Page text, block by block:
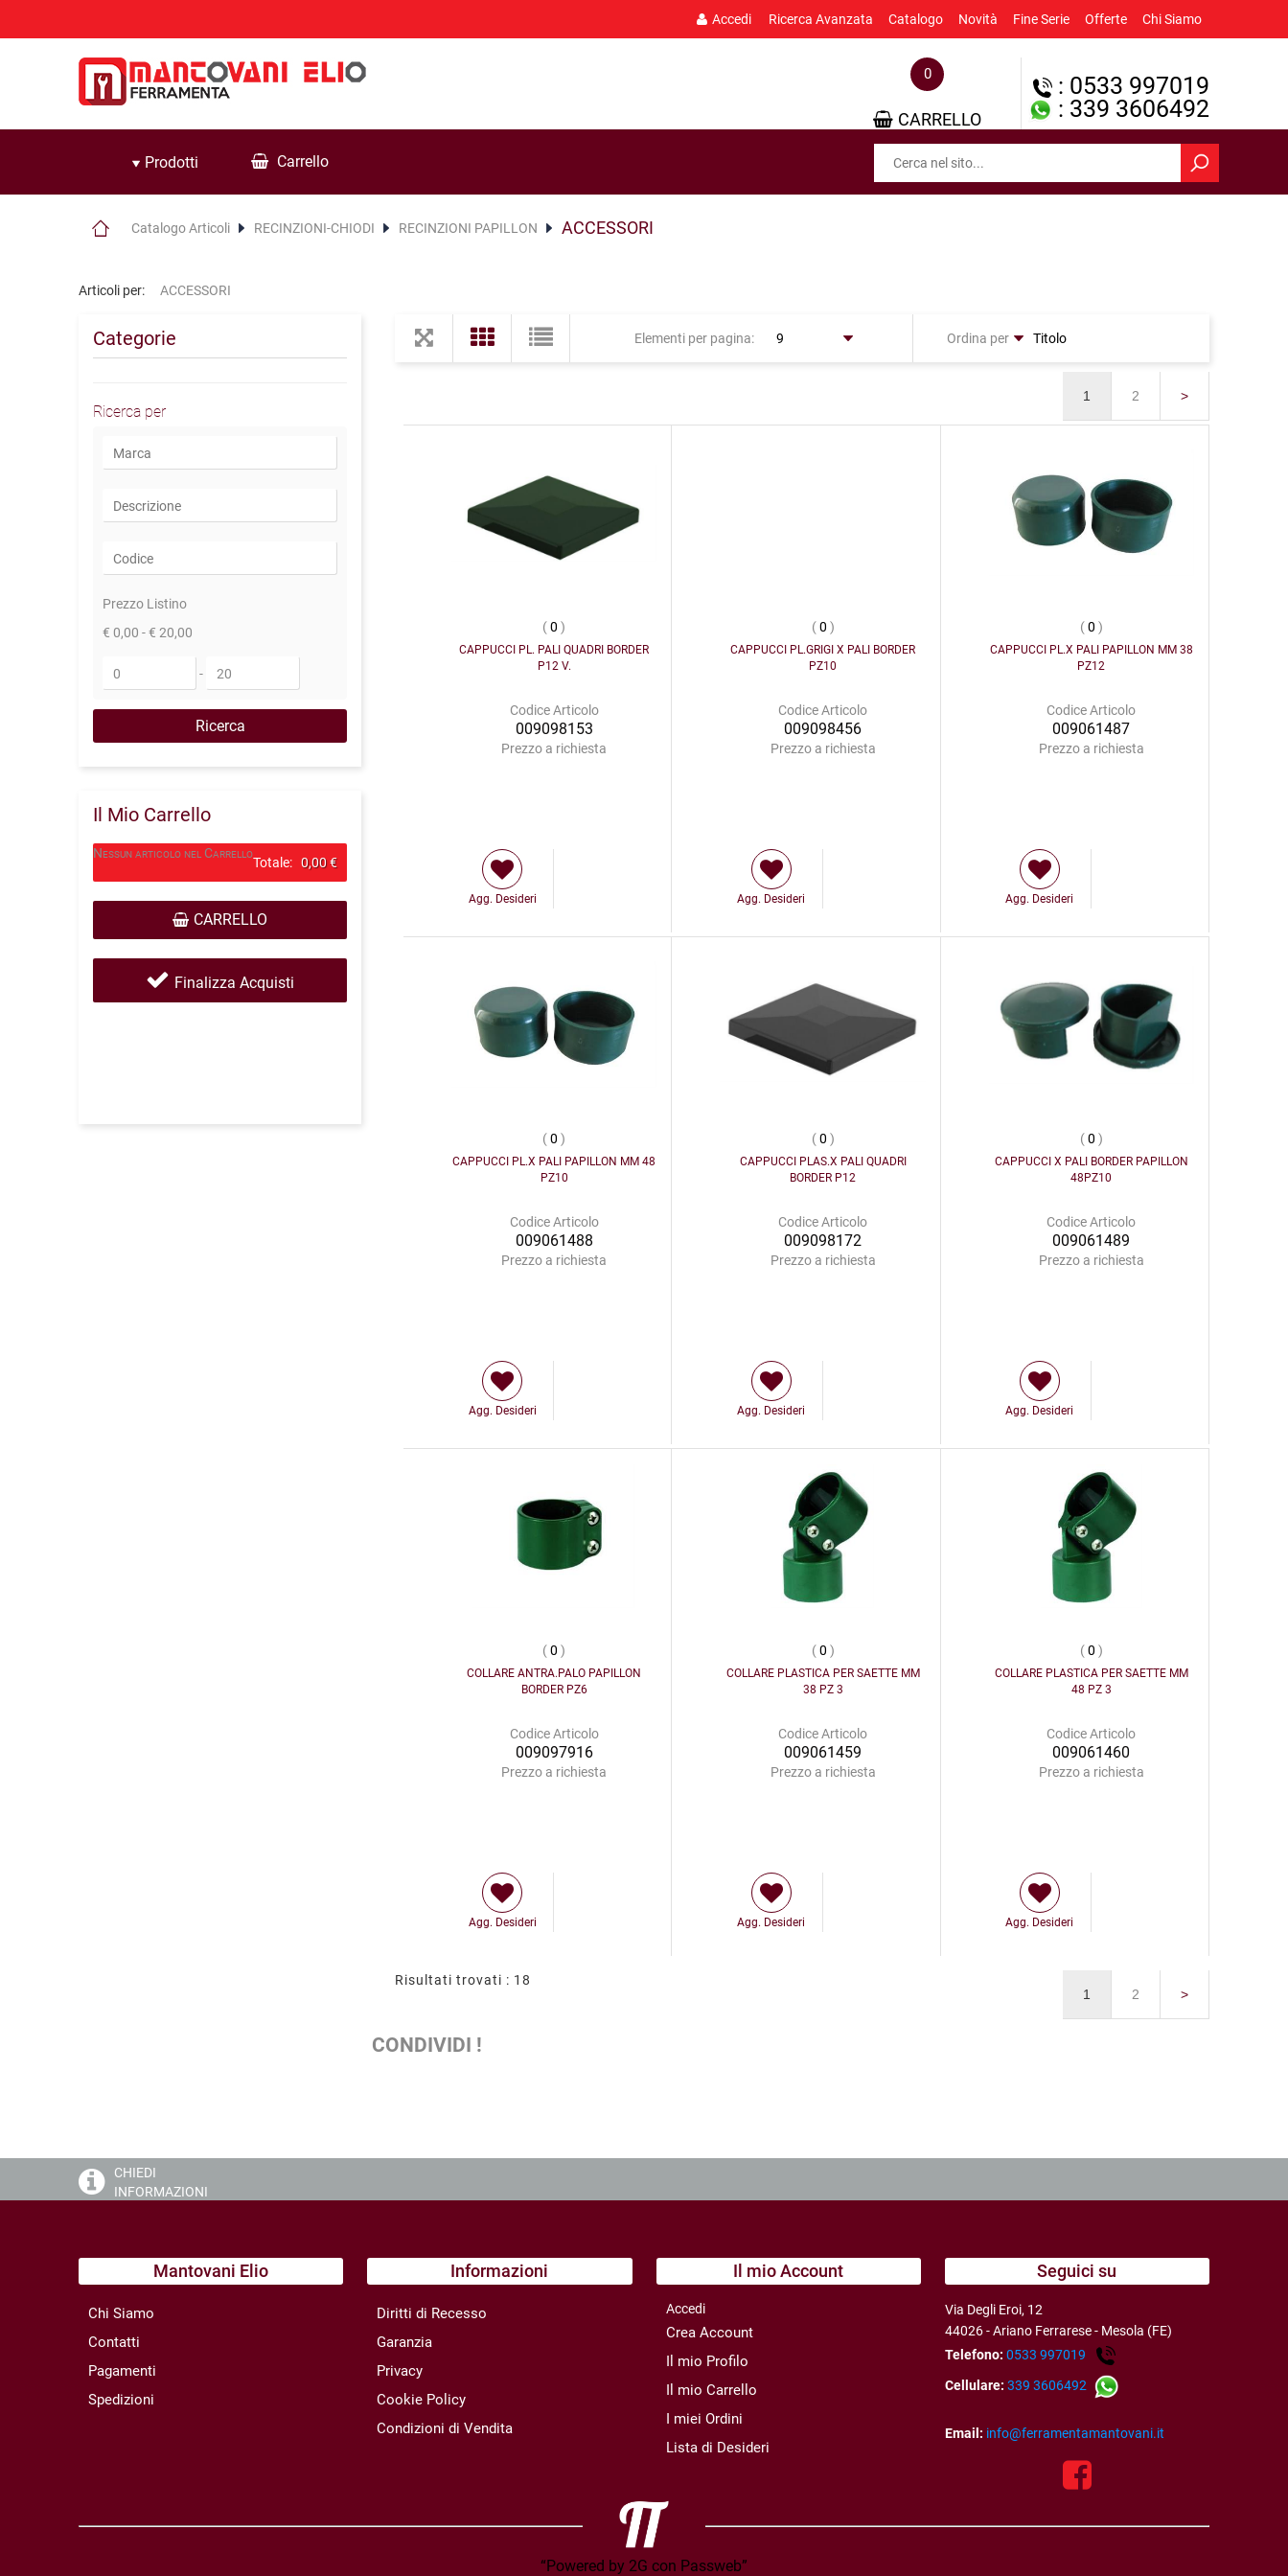
Ricerca Avanzata Catalogo Novità Fine Serie Offerte Chi Siamo
Accedi
: 0533 997019
: 339 3606492
0
CARRELLO
Prodotti Carrello
Catalogo Articoli RECINZIONI-CHIODI RECINZIONI PAPILLON ACCESSORI
Articoli per: ACCESSORI
Categorie
Ricerca per
Prezzo Listino
€ 0,00 - € 20,00
-
Il Mio Carrello
Nessun articolo nel Carrello
Totale: 0,00 €
CARRELLO
Finalizza Acquisti
Elementi per pagina: Ordina per
1 2 >
(0)
CAPPUCCI PL. PALI QUADRI BORDER
P12 V.
Codice Articolo
009098153
Prezzo a richiesta
Agg. Desideri
(0 )
CAPPUCCI PL.GRIGI X PALI BORDER
PZ10
Codice Articolo
009098456
Prezzo a richiesta
Agg. Desideri
(0 )
CAPPUCCI PL.X PALI PAPILLON MM 38
PZ12
Codice Articolo
009061487
Prezzo a richiesta
Agg. Desideri
(0)
CAPPUCCI PL.X PALI PAPILLON MM 48
PZ10
Codice Articolo
009061488
Prezzo a richiesta
Agg. Desideri
(0 )
CAPPUCCI PLAS.X PALI QUADRI
BORDER P12
Codice Articolo
009098172
Prezzo a richiesta
Agg. Desideri
(0 )
CAPPUCCI X PALI BORDER PAPILLON
48PZ10
Codice Articolo
009061489
Prezzo a richiesta
Agg. Desideri
(0)
COLLARE ANTRA.PALO PAPILLON
BORDER PZ6
Codice Articolo
009097916
Prezzo a richiesta
Agg. Desideri
(0 )
COLLARE PLASTICA PER SAETTE MM
38 PZ 3
Codice Articolo
009061459
Prezzo a richiesta
Agg. Desideri
(0 )
COLLARE PLASTICA PER SAETTE MM
48 PZ 3
Codice Articolo
009061460
Prezzo a richiesta
Agg. Desideri
Risultati trovati : 18
1
2 >
CONDIVIDI !
CHIEDI
INFORMAZIONI
Mantovani Elio
Chi Siamo
Contatti
Pagamenti
Spedizioni
Informazioni
Diritti di Recesso
Garanzia
Privacy
Cookie Policy
Condizioni di Vendita
Il mio Account
Accedi
Crea Account
Il mio Profilo
Il mio Carrello
I miei Ordini
Lista di Desideri
Seguici su
Via Degli Eroi, 12
44026 - Ariano Ferrarese - Mesola (FE)
Telefono: 0533 997019
Cellulare: 339 3606492
Email: info@ferramentamantovani.it
“Powered by 2G con Passweb”